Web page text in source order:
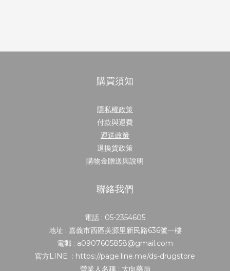
購買須知
隱私權政策
付款與運費
運送政策
退換貨政策
購物金贈送與說明
聯絡我們
電話 : 05-2354605
地址 : 嘉義市西區美源里新民路636號一樓
電郵 : a0907605858@gmail.com
官方LINE : https://page.line.me/ds-drugstore